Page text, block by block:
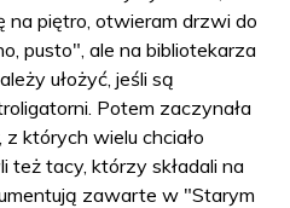
na piętro, otwieram drzwi do
pusto", ale na bibliotekarza
ułożyć, jeśli są
Potem zaczynała
których wielu chciało
też tacy, którzy składali na
zawarte w "Starym